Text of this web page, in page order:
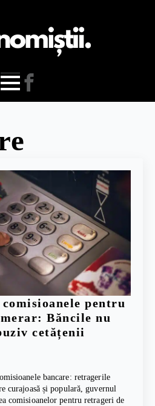
pentru
Băncile nu
cetățenii
bancare: retragerile
curajoasă și populară, guvernul
comisioanelor pentru retrageri de